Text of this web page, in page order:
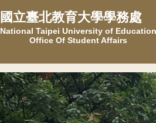
國立臺北教育大學學務處
National Taipei University of Education
Office Of Student Affairs